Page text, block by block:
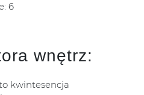
6
wnętrz:
kwintesencja